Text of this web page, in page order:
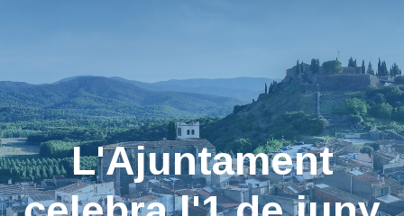
L'Ajuntament